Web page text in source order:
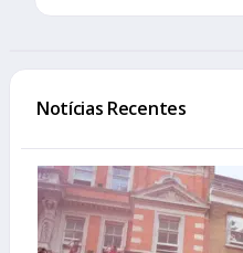
Notícias Recentes